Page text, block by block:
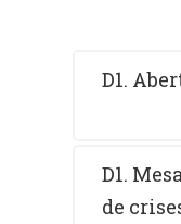
D1.
D1.
de